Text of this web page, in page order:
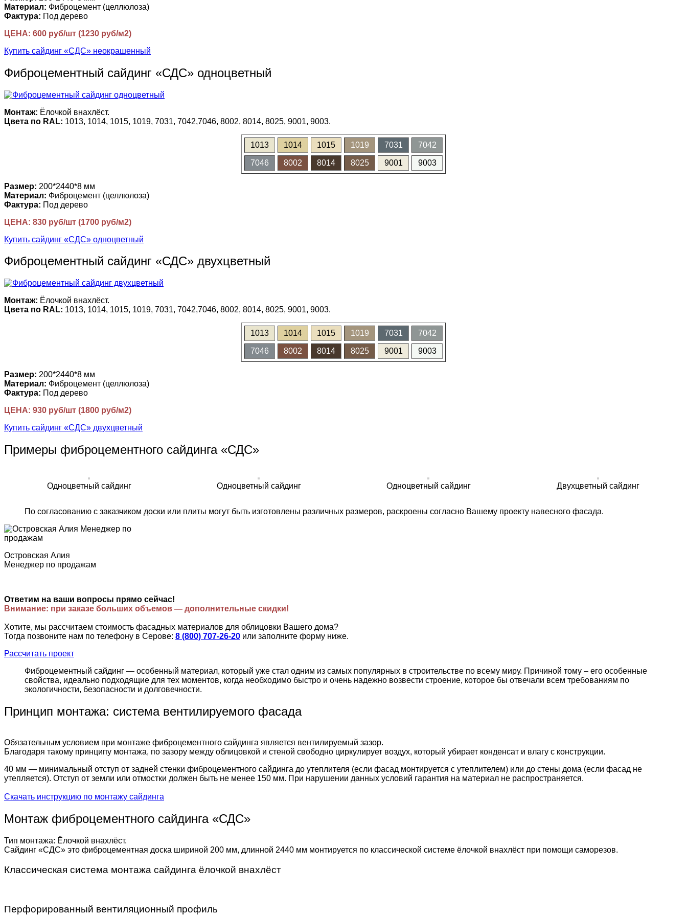
Материал: Фиброцемент (целлюлоза)
Фактура: Под дерево
ЦЕНА: 600 руб/шт (1230 руб/м2)
Купить сайдинг «СДС» неокрашенный
Фиброцементный сайдинг «СДС» одноцветный
Монтаж: Ёлочкой внахлёст.
Цвета по RAL: 1013, 1014, 1015, 1019, 7031, 7042,7046, 8002, 8014, 8025, 9001, 9003.
1013 1014 1015 1019 7031 7042
7046 8002 8014 8025 9001 9003
Размер: 200*2440*8 мм
Материал: Фиброцемент (целлюлоза)
Фактура: Под дерево
ЦЕНА: 830 руб/шт (1700 руб/м2)
Купить сайдинг «СДС» одноцветный
Фиброцементный сайдинг «СДС» двухцветный
Монтаж: Ёлочкой внахлёст.
Цвета по RAL: 1013, 1014, 1015, 1019, 7031, 7042,7046, 8002, 8014, 8025, 9001, 9003.
1013 1014 1015 1019 7031 7042
7046 8002 8014 8025 9001 9003
Размер: 200*2440*8 мм
Материал: Фиброцемент (целлюлоза)
Фактура: Под дерево
ЦЕНА: 930 руб/шт (1800 руб/м2)
Купить сайдинг «СДС» двухцветный
Примеры фиброцементного сайдинга «СДС»
Одноцветный сайдинг Одноцветный сайдинг Одноцветный сайдинг Двухцветный сайдинг
По согласованию с заказчиком доски или плиты могут быть изготовлены различных размеров, раскроены согласно Вашему проекту навесного фасада.
Островская Алия
Менеджер по продажам
Ответим на ваши вопросы прямо сейчас!
Внимание: при заказе больших объемов — дополнительные скидки!
Хотите, мы рассчитаем стоимость фасадных материалов для облицовки Вашего дома?
Тогда позвоните нам по телефону в Серове: 8 (800) 707-26-20 или заполните форму ниже.
Рассчитать проект
Фиброцементный сайдинг — особенный материал, который уже стал одним из самых популярных в строительстве по всему миру. Причиной тому – его особенные
свойства, идеально подходящие для тех моментов, когда необходимо быстро и очень надежно возвести строение, которое бы отвечали всем требованиям по
экологичности, безопасности и долговечности.
Принцип монтажа: система вентилируемого фасада
Обязательным условием при монтаже фиброцементного сайдинга является вентилируемый зазор.
Благодаря такому принципу монтажа, по зазору между облицовкой и стеной свободно циркулирует воздух, который убирает конденсат и влагу с конструкции.
40 мм — минимальный отступ от задней стенки фиброцементного сайдинга до утеплителя (если фасад монтируется с утеплителем) или до стены дома (если фасад не
утепляется). Отступ от земли или отмостки должен быть не менее 150 мм. При нарушении данных условий гарантия на материал не распространяется.
Скачать инструкцию по монтажу сайдинга
Монтаж фиброцементного сайдинга «СДС»
Тип монтажа: Ёлочкой внахлёст.
Сайдинг «СДС» это фиброцементная доска шириной 200 мм, длинной 2440 мм монтируется по классической системе ёлочкой внахлёст при помощи саморезов.
Классическая система монтажа сайдинга ёлочкой внахлёст
Перфорированный вентиляционный профиль